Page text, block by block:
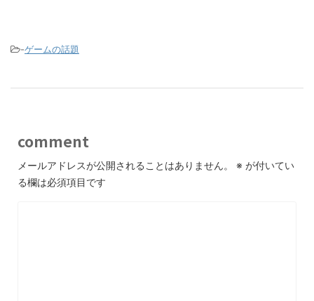
-ゲームの話題
comment
メールアドレスが公開されることはありません。 ※ が付いてい
る欄は必須項目です